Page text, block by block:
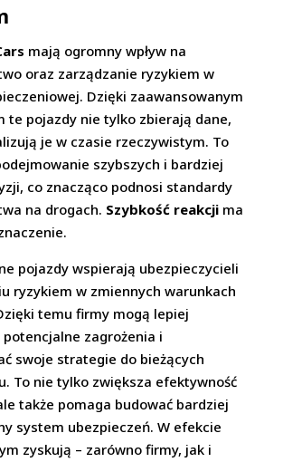
mają ogromny wpływ na
oraz zarządzanie ryzykiem w
Dzięki zaawansowanym
te pojazdy nie tylko zbierają dane,
je w czasie rzeczywistym. To
szybszych i bardziej
co znacząco podnosi standardy
na drogach. Szybkość reakcji ma
pojazdy wspierają ubezpieczycieli
ryzykiem w zmiennych warunkach
temu firmy mogą lepiej
zagrożenia i
swoje strategie do bieżących
To nie tylko zwiększa efektywność
także pomaga budować bardziej
system ubezpieczeń. W efekcie
zyskują – zarówno firmy, jak i